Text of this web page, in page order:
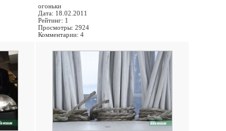
огоньки
Дата: 18.02.2011
Рейтинг: 1
Просмотры: 2924
Комментарии: 4